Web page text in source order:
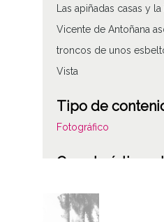
Las apiñadas casas y
Vicente de Antoñana
troncos de unos
Vista
Tipo de
Fotográfico
Características
Plata;